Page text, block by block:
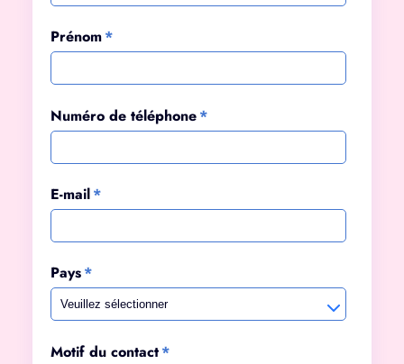
Prénom*
Numéro de téléphone*
E-mail*
Pays*
Motif du contact*